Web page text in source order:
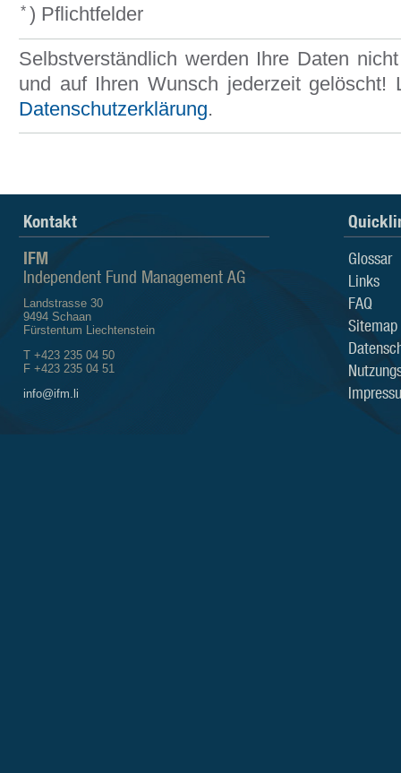
*
) Pflichtfelder
Selbstverständlich werden Ihre Daten
und auf Ihren Wunsch jederzeit gelöscht!
Datenschutzerklärung.
Kontakt
IFM
Independent Fund Management AG
Landstrasse 30
9494 Schaan
Fürstentum Liechtenstein
T +423 235 04 50
F +423 235 04 51
info@ifm.li
Glossar
Links
FAQ
Sitemap